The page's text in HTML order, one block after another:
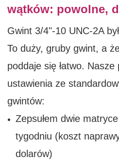
wątków: powolne,
Gwint 3/4"-10 UNC-2A
To duży, gruby gwint, a
poddaje się łatwo. Nasze
ustawienia ze
gwintów:
Zepsułem dwie
tygodniu (koszt
dolarów)